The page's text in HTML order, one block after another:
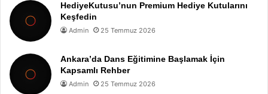
HediyeKutusu’nun Premium Hediye Kutularını
Keşfedin
Admin 25 Temmuz 2026
Ankara’da Dans Eğitimine Başlamak İçin
Kapsamlı Rehber
Admin 25 Temmuz 2026